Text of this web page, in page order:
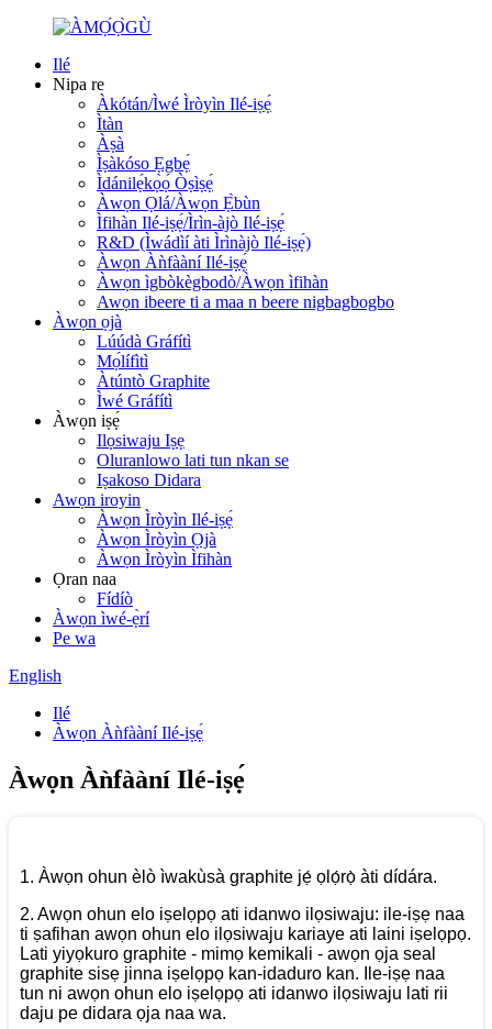
Ilé
Nipa re
Àkótán/Ìwé Ìròyìn Ilé-iṣẹ́
Ìtàn
Àṣà
Ìṣàkóso Ẹgbẹ́
Ìdánilẹ́kọ̀ọ́ Òṣìṣẹ́
Àwọn Ọlá/Àwọn Ẹ̀bùn
Ìfihàn Ilé-iṣẹ́/Ìrìn-àjò Ilé-iṣẹ́
R&D (Ìwádìí àti Ìrìnàjò Ilé-iṣẹ́)
Àwọn Àǹfààní Ilé-iṣẹ́
Àwọn ìgbòkègbodò/Àwọn ìfihàn
Awọn ibeere ti a maa n beere nigbagbogbo
Àwọn ọjà
Lúúdà Gráfítì
Mọ́lífìtì
Àtúntò Graphite
Ìwé Gráfítì
Àwọn iṣẹ́
Ilọsiwaju Iṣẹ
Oluranlowo lati tun nkan se
Iṣakoso Didara
Awọn iroyin
Àwọn Ìròyìn Ilé-iṣẹ́
Àwọn Ìròyìn Ọjà
Àwọn Ìròyìn Ìfihàn
Ọran naa
Fídíò
Àwọn ìwé-ẹ̀rí
Pe wa
English
Ilé
Àwọn Àǹfààní Ilé-iṣẹ́
Àwọn Àǹfààní Ilé-iṣẹ́
1. Àwọn ohun èlò ìwakùsà graphite jẹ́ ọlọ́rọ̀ àti dídára.
2. Awọn ohun elo iṣelọpọ ati idanwo ilọsiwaju: ile-iṣẹ naa
ti ṣafihan awọn ohun elo ilọsiwaju kariaye ati laini iṣelọpọ.
Lati yiyọkuro graphite - mimọ kemikali - awọn ọja seal
graphite sisẹ jinna iṣelọpọ kan-idaduro kan. Ile-iṣẹ naa
tun ni awọn ohun elo iṣelọpọ ati idanwo ilọsiwaju lati rii
daju pe didara ọja naa wa.